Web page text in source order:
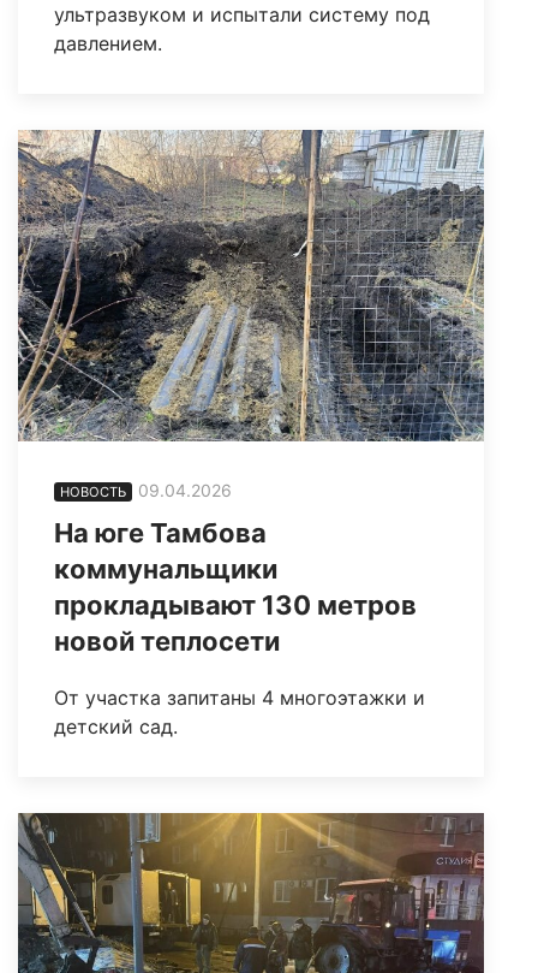
ультразвуком и испытали систему под
давлением.
НОВОСТЬ 09.04.2026
На юге Тамбова
коммунальщики
прокладывают 130 метров
новой теплосети
От участка запитаны 4 многоэтажки и
детский сад.